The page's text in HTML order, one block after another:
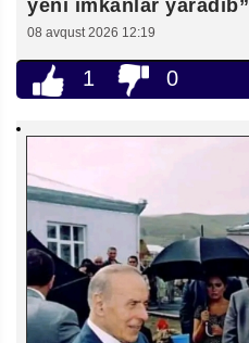
yeni imkanlar yaradıb”
08 avqust 2026 12:19
1 0